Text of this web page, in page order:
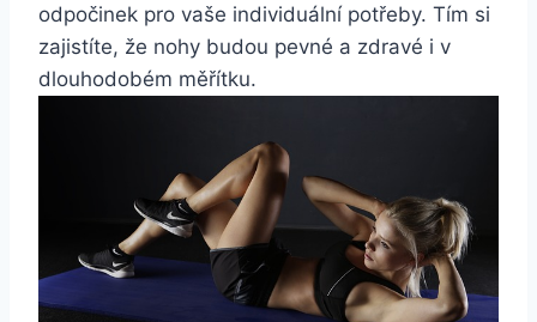
odpočinek pro vaše individuální potřeby. Tím si
zajistíte, že nohy budou pevné a zdravé i v
dlouhodobém měřítku.